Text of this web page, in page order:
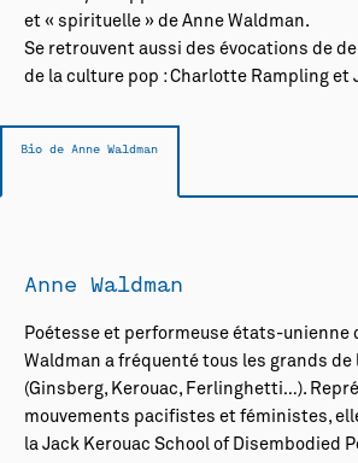
et « spirituelle » de Anne Waldman.
Se retrouvent aussi des évocations de
de la culture pop : Charlotte Rampling et
Bio de Anne Waldman
Anne Waldman
Poétesse et performeuse états-unienne
Waldman a fréquenté tous les grands de
(Ginsberg, Kerouac, Ferlinghetti…).
mouvements pacifistes et féministes,
la Jack Kerouac School of Disembodied